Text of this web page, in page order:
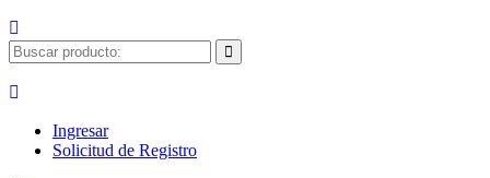
Ingresar
Solicitud de Registro